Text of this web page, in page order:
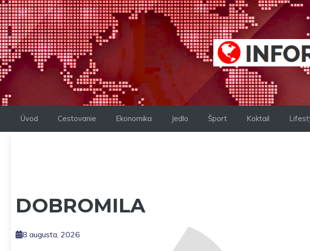
Preskočiť
na
obsah
Úvod Cestovanie Ekonomika Jedlo Šport Koktail
DOBROMILA
8 augusta, 2026